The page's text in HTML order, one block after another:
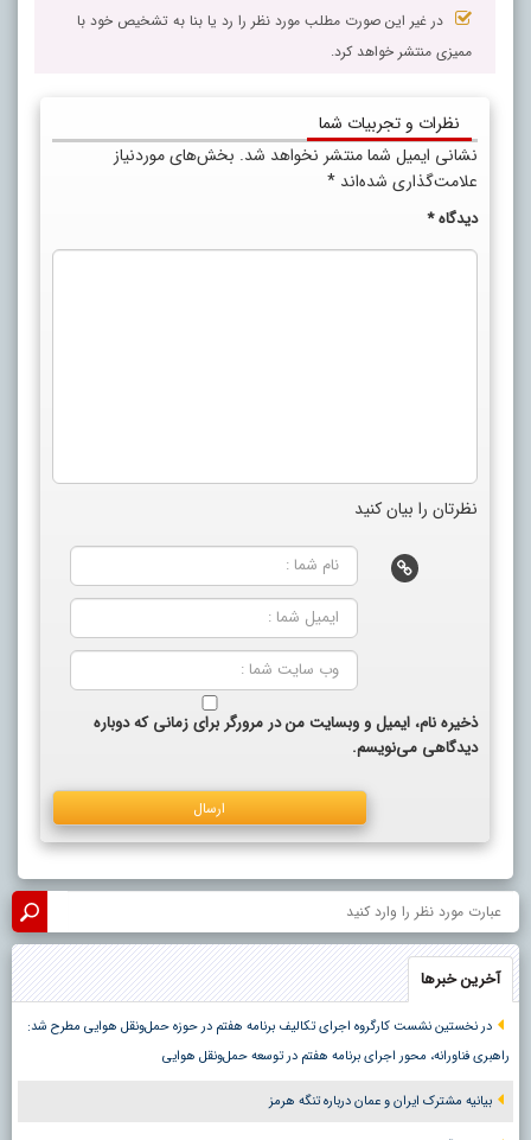
در غیر این صورت مطلب مورد نظر را رد یا بنا به تشخیص خود با
ممیزی منتشر خواهد کرد.
نظرات و تجربیات شما
نشانی ایمیل شما منتشر نخواهد شد. بخش‌های موردنیاز
علامت‌گذاری شده‌اند *
دیدگاه*
نظرتان را بیان کنید
ذخیره نام، ایمیل و وبسایت من در مرورگر برای زمانی که دوباره
دیدگاهی می‌نویسم.
آخرین خبرها
در نخستین نشست کارگروه اجرای تکالیف برنامه هفتم در حوزه حمل‌ونقل هوایی مطرح شد:
راهبری فناورانه، محور اجرای برنامه هفتم در توسعه حمل‌ونقل هوایی
بیانیه مشترک ایران و عمان درباره تنگه هرمز